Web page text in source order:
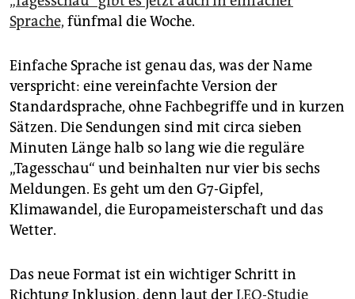
Sprache, fünfmal die Woche.
Einfache Sprache ist genau das, was der Name
verspricht: eine vereinfachte Version der
Standardsprache, ohne Fachbegriffe und in kurzen
Sätzen. Die Sendungen sind mit circa sieben
Minuten Länge halb so lang wie die reguläre
„Tagesschau“ und beinhalten nur vier bis sechs
Meldungen. Es geht um den G7-Gipfel,
Klimawandel, die Europameisterschaft und das
Wetter.
Das neue Format ist ein wichtiger Schritt in
Richtung Inklusion, denn laut derLEO-Studie